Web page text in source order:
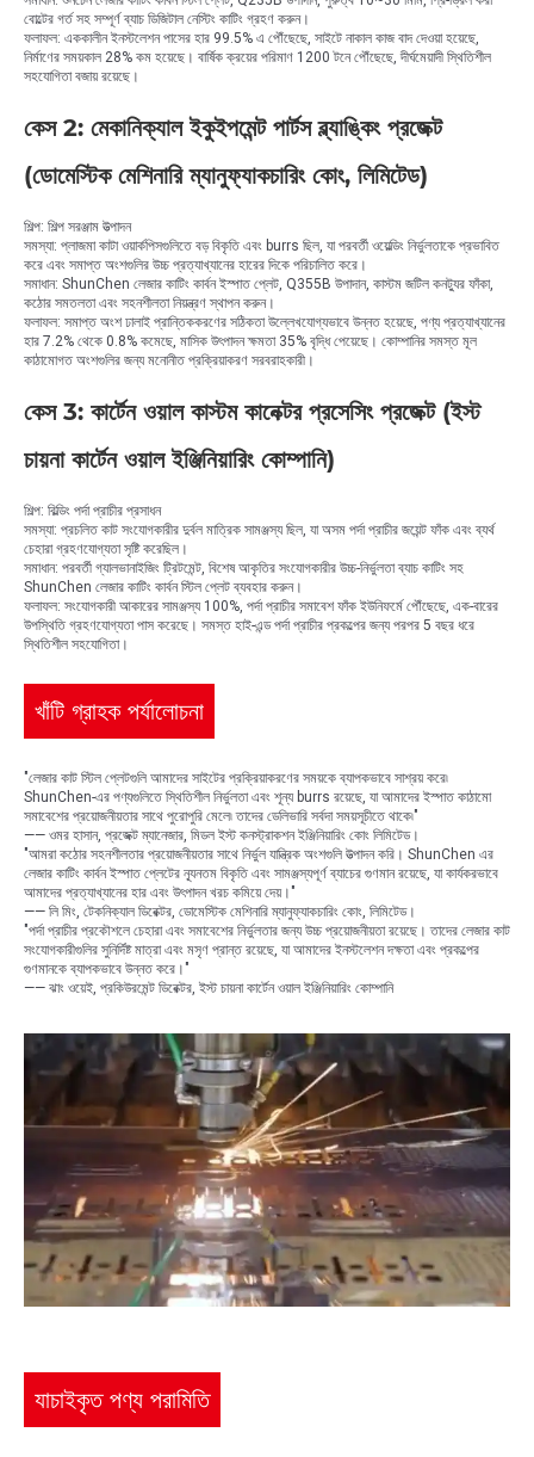
বোল্টের গর্ত সহ সম্পূর্ণ ব্যাচ ডিজিটাল নেস্টিং কাটিং গ্রহণ করুন।
ফলাফল: এককালীন ইনস্টলেশন পাসের হার 99.5% এ পৌঁছেছে, সাইটে নাকাল কাজ বাদ দেওয়া হয়েছে,
নির্মাণের সময়কাল 28% কম হয়েছে। বার্ষিক ক্রয়ের পরিমাণ 1200 টনে পৌঁছেছে, দীর্ঘমেয়াদী স্থিতিশীল
সহযোগিতা বজায় রয়েছে।
কেস 2: মেকানিক্যাল ইকুইপমেন্ট পার্টস ব্ল্যাঙ্কিং প্রজেক্ট
(ডোমেস্টিক মেশিনারি ম্যানুফ্যাকচারিং কোং, লিমিটেড)
শিল্প: শিল্প সরঞ্জাম উত্পাদন
সমস্যা: প্লাজমা কাটা ওয়ার্কপিসগুলিতে বড় বিকৃতি এবং burrs ছিল, যা পরবর্তী ওয়েল্ডিং নির্ভুলতাকে প্রভাবিত
করে এবং সমাপ্ত অংশগুলির উচ্চ প্রত্যাখ্যানের হারের দিকে পরিচালিত করে।
সমাধান: ShunChen লেজার কাটিং কার্বন ইস্পাত প্লেট, Q355B উপাদান, কাস্টম জটিল কনট্যুর ফাঁকা,
কঠোর সমতলতা এবং সহনশীলতা নিয়ন্ত্রণ স্থাপন করুন।
ফলাফল: সমাপ্ত অংশ ঢালাই প্রান্তিককরণের সঠিকতা উল্লেখযোগ্যভাবে উন্নত হয়েছে, পণ্য প্রত্যাখ্যানের
হার 7.2% থেকে 0.8% কমেছে, মাসিক উৎপাদন ক্ষমতা 35% বৃদ্ধি পেয়েছে। কোম্পানির সমস্ত মূল
কাঠামোগত অংশগুলির জন্য মনোনীত প্রক্রিয়াকরণ সরবরাহকারী।
কেস 3: কার্টেন ওয়াল কাস্টম কানেক্টর প্রসেসিং প্রজেক্ট (ইস্ট
চায়না কার্টেন ওয়াল ইঞ্জিনিয়ারিং কোম্পানি)
শিল্প: বিল্ডিং পর্দা প্রাচীর প্রসাধন
সমস্যা: প্রচলিত কাট সংযোগকারীর দুর্বল মাত্রিক সামঞ্জস্য ছিল, যা অসম পর্দা প্রাচীর জয়েন্ট ফাঁক এবং ব্যর্থ
চেহারা গ্রহণযোগ্যতা সৃষ্টি করেছিল।
সমাধান: পরবর্তী গ্যালভানাইজিং ট্রিটমেন্ট, বিশেষ আকৃতির সংযোগকারীর উচ্চ-নির্ভুলতা ব্যাচ কাটিং সহ
ShunChen লেজার কাটিং কার্বন স্টিল প্লেট ব্যবহার করুন।
ফলাফল: সংযোগকারী আকারের সামঞ্জস্য 100%, পর্দা প্রাচীর সমাবেশ ফাঁক ইউনিফর্মে পৌঁছেছে, এক-বারের
উপস্থিতি গ্রহণযোগ্যতা পাস করেছে। সমস্ত হাই-এন্ড পর্দা প্রাচীর প্রকল্পের জন্য পরপর 5 বছর ধরে
স্থিতিশীল সহযোগিতা।
খাঁটি গ্রাহক পর্যালোচনা
"লেজার কাট স্টিল প্লেটগুলি আমাদের সাইটের প্রক্রিয়াকরণের সময়কে ব্যাপকভাবে সাশ্রয় করে৷
ShunChen-এর পণ্যগুলিতে স্থিতিশীল নির্ভুলতা এবং শূন্য burrs রয়েছে, যা আমাদের ইস্পাত কাঠামো
সমাবেশের প্রয়োজনীয়তার সাথে পুরোপুরি মেলে৷ তাদের ডেলিভারি সর্বদা সময়সূচীতে থাকে৷"
—— ওমর হাসান, প্রজেক্ট ম্যানেজার, মিডল ইস্ট কনস্ট্রাকশন ইঞ্জিনিয়ারিং কোং লিমিটেড।
"আমরা কঠোর সহনশীলতার প্রয়োজনীয়তার সাথে নির্ভুল যান্ত্রিক অংশগুলি উত্পাদন করি। ShunChen এর
লেজার কাটিং কার্বন ইস্পাত প্লেটের ন্যূনতম বিকৃতি এবং সামঞ্জস্যপূর্ণ ব্যাচের গুণমান রয়েছে, যা কার্যকরভাবে
আমাদের প্রত্যাখ্যানের হার এবং উৎপাদন খরচ কমিয়ে দেয়।"
—— লি মিং, টেকনিক্যাল ডিরেক্টর, ডোমেস্টিক মেশিনারি ম্যানুফ্যাকচারিং কোং, লিমিটেড।
"পর্দা প্রাচীর প্রকৌশলে চেহারা এবং সমাবেশের নির্ভুলতার জন্য উচ্চ প্রয়োজনীয়তা রয়েছে। তাদের লেজার কাট
সংযোগকারীগুলির সুনির্দিষ্ট মাত্রা এবং মসৃণ প্রান্ত রয়েছে, যা আমাদের ইনস্টলেশন দক্ষতা এবং প্রকল্পের
গুণমানকে ব্যাপকভাবে উন্নত করে।"
—— ঝাং ওয়েই, প্রকিউরমেন্ট ডিরেক্টর, ইস্ট চায়না কার্টেন ওয়াল ইঞ্জিনিয়ারিং কোম্পানি
যাচাইকৃত পণ্য পরামিতি